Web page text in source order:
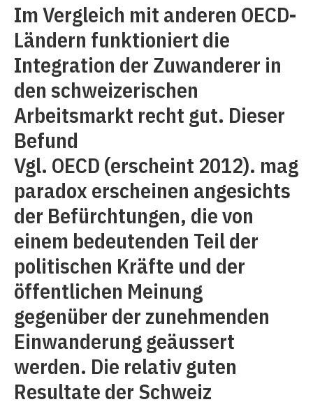
Im Vergleich mit anderen OECD-
Ländern funktioniert die
Integration der Zuwanderer in
den schweizerischen
Arbeitsmarkt recht gut. Dieser
Befund
Vgl. OECD (erscheint 2012). mag
paradox erscheinen angesichts
der Befürchtungen, die von
einem bedeutenden Teil der
politischen Kräfte und der
öffentlichen Meinung
gegenüber der zunehmenden
Einwanderung geäussert
werden. Die relativ guten
Resultate der Schweiz